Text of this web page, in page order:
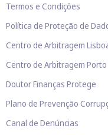
Termos e Condições
Política de Proteção de
Centro de Arbitragem
Centro de Arbitragem Porto
Doutor Finanças Protege
Plano de Prevenção
Canal de Denúncias